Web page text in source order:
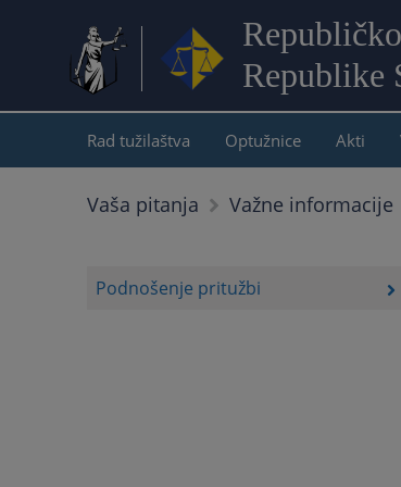
Republike
Rad tužilaštva Optužnice Akti
Vaša pitanja Važne informacije
Podnošenje pritužbi